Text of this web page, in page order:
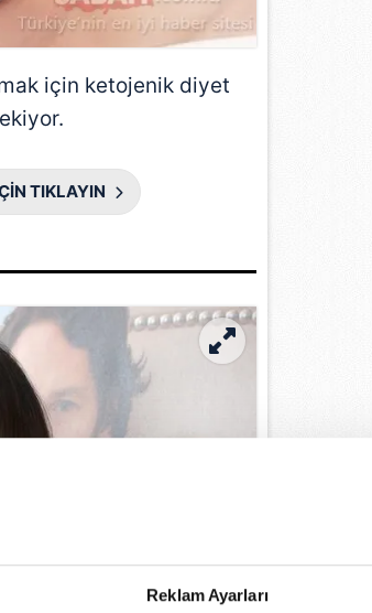
Reklam Ayarları
için ketojenik diyet
TIKLAYIN